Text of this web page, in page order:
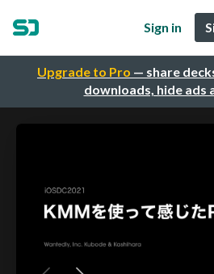
Upgrade to Pro — share
downloads, hide ads
Sign in